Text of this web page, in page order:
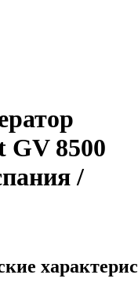
GV 8500
/